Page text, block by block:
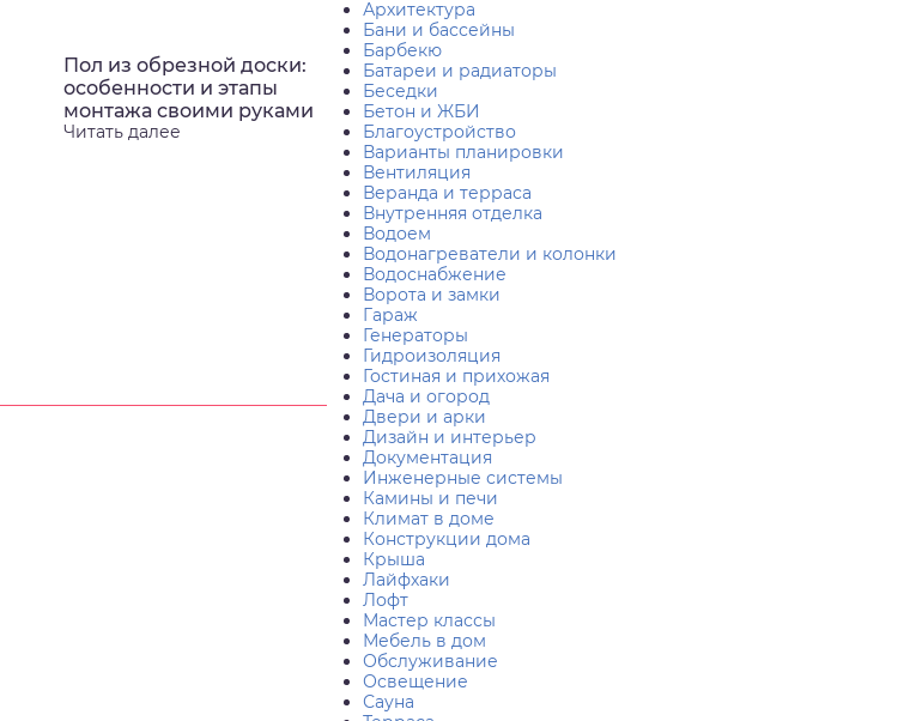
Пол из обрезной доски:
особенности и этапы
монтажа своими руками
Читать далее
Архитектура
Бани и бассейны
Барбекю
Батареи и радиаторы
Беседки
Бетон и ЖБИ
Благоустройство
Варианты планировки
Вентиляция
Веранда и терраса
Внутренняя отделка
Водоем
Водонагреватели и колонки
Водоснабжение
Ворота и замки
Гараж
Генераторы
Гидроизоляция
Гостиная и прихожая
Дача и огород
Двери и арки
Дизайн и интерьер
Документация
Инженерные системы
Камины и печи
Климат в доме
Конструкции дома
Крыша
Лайфхаки
Лофт
Мастер классы
Мебель в дом
Обслуживание
Освещение
Сауна